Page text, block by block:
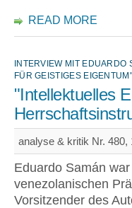
READ MORE
INTERVIEW MIT EDUARDO
FÜR GEISTIGES EIGENTUM"
"Intellektuelles
analyse & kritik Nr. 480,
Eduardo Samán
venezolanischen
Vorsitzender des